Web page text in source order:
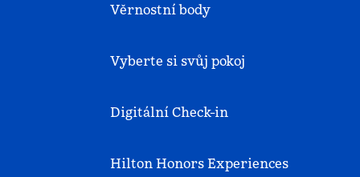
Věrnostní body
Vyberte si svůj pokoj
Digitální Check-in
Hilton Honors Experiences